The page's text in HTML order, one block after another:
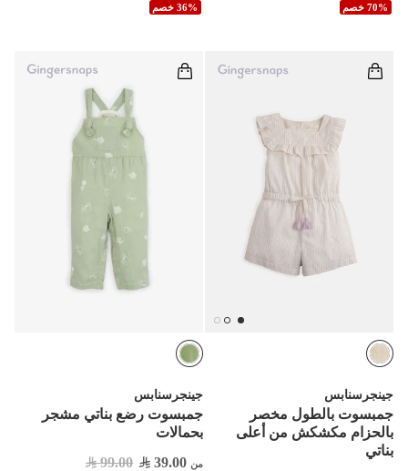
70% خصم 36% خصم
جينجرسنابس
جمبسوت بالطول مخصر
بالحزام مكشكش من أعلى
بناتي
جينجرسنابس
جمبسوت رضع بناتي مشجر
بحمالات
من 39.00
99.00